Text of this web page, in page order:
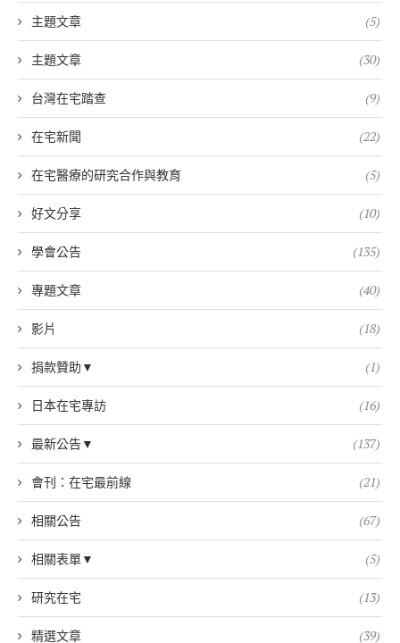
主題文章 (5)
主題文章 (30)
台灣在宅踏查 (9)
在宅新聞 (22)
在宅醫療的研究合作與教育 (5)
好文分享 (10)
學會公告 (135)
專題文章 (40)
影片 (18)
捐款贊助▼ (1)
日本在宅專訪 (16)
最新公告▼ (137)
會刊：在宅最前線 (21)
相關公告 (67)
相關表單▼ (5)
研究在宅 (13)
精選文章 (39)